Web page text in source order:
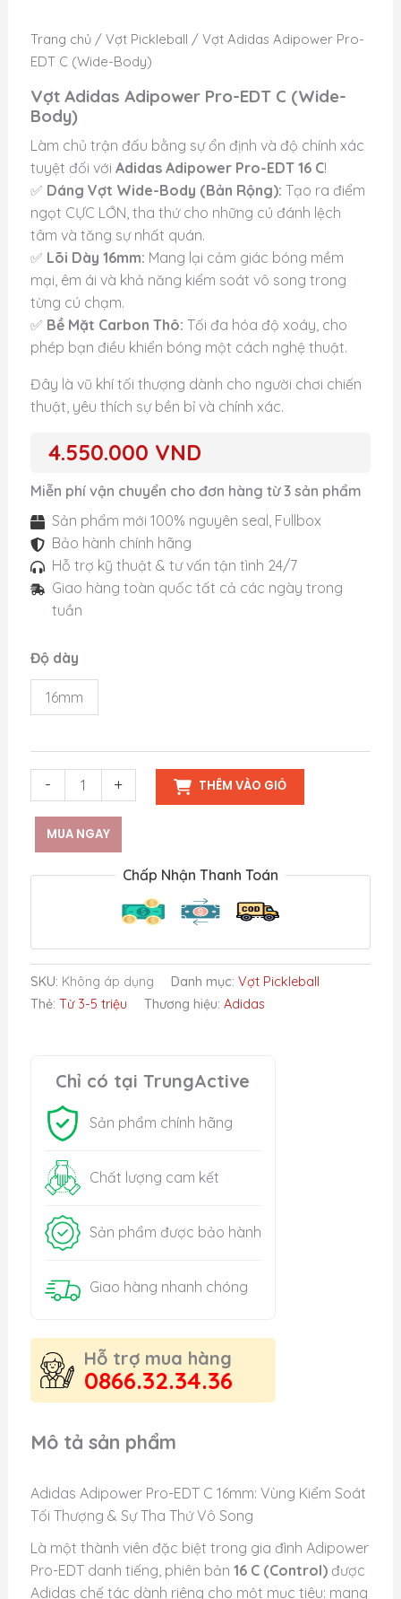
Trang chủ/ Vợt Pickleball / Vợt Adidas Adipower Pro-
EDT C (Wide-Body)
Vợt Adidas Adipower Pro-EDT C (Wide-
Body)
Làm chủ trận đấu bằng sự ổn định và độ chính xác
tuyệt đối với Adidas Adipower Pro-EDT 16 C!
✅ Dáng Vợt Wide-Body (Bản Rộng): Tạo ra điểm
ngọt CỰC LỚN, tha thứ cho những cú đánh lệch
tâm và tăng sự nhất quán.
✅ Lõi Dày 16mm: Mang lại cảm giác bóng mềm
mại, êm ái và khả năng kiểm soát vô song trong
từng cú chạm.
✅ Bề Mặt Carbon Thô: Tối đa hóa độ xoáy, cho
phép bạn điều khiển bóng một cách nghệ thuật.
Đây là vũ khí tối thượng dành cho người chơi chiến
thuật, yêu thích sự bền bỉ và chính xác.
4.550.000 VND
Miễn phí vận chuyển cho đơn hàng từ 3 sản phẩm
Sản phẩm mới 100% nguyên seal, Fullbox
Bảo hành chính hãng
Hỗ trợ kỹ thuật & tư vấn tận tình 24/7
Giao hàng toàn quốc tất cả các ngày trong
tuần
Độ dày
16mm
-
Adidas
lượng
+ THÊM VÀO GIỎ
MUA NGAY
Chấp Nhận Thanh Toán
SKU: Không áp dụng Danh mục: Vợt Pickleball
Thẻ: Từ 3-5 triệu Thương hiệu: Adidas
Chỉ có tại TrungActive
Sản phẩm chính hãng
Chất lượng cam kết
Sản phẩm được bảo hành
Giao hàng nhanh chóng
Hỗ trợ mua hàng
0866.32.34.36
Mô tả sản phẩm
Adidas Adipower Pro-EDT C 16mm: Vùng Kiểm Soát
Tối Thượng & Sự Tha Thứ Vô Song
Là một thành viên đặc biệt trong gia đình Adipower
Pro-EDT danh tiếng, phiên bản 16 C (Control)được
Adidas chế tác dành riêng cho một mục tiêu: mang